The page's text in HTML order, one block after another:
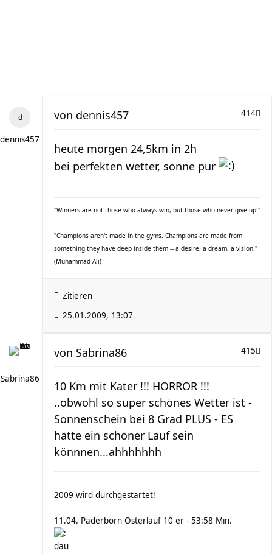
dennis457
414
von dennis457
heute morgen 24,5km in 2h
bei perfekten wetter, sonne pur
"Winners are not those who always win, but those who never give up!"
"Champions aren't made in the gyms. Champions are made from
something they have deep inside them -- a desire, a dream, a vision."
(Muhammad Ali)
Zitieren
25.01.2009, 13:07
Sabrina86
415
von Sabrina86
10 Km mit Kater !!! HORROR !!!
..obwohl so super schönes Wetter ist -
Sonnenschein bei 8 Grad PLUS - ES
hätte ein schöner Lauf sein
könnnen...ahhhhhhh
2009 wird durchgestartet!
11.04. Paderborn Osterlauf 10 er - 53:58 Min.